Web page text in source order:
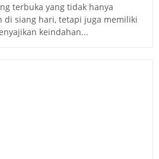
terbuka yang tidak hanya
di siang hari, tetapi juga memiliki
keindahan...